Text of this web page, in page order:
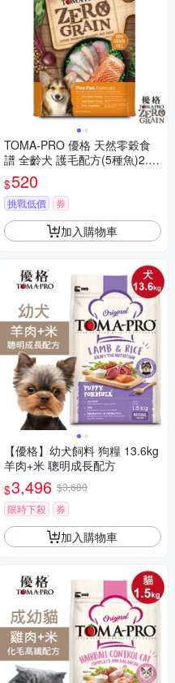
TOMA-PRO 優格 天然零穀食
譜 全齡犬 護毛配方(5種魚)2.5
磅
$520
挑戰低價 券
加入購物車
【優格】幼犬飼料 狗糧 13.6kg
羊肉+米 聰明成長配方
$3,496 $3,680
限時下殺
券
加入購物車